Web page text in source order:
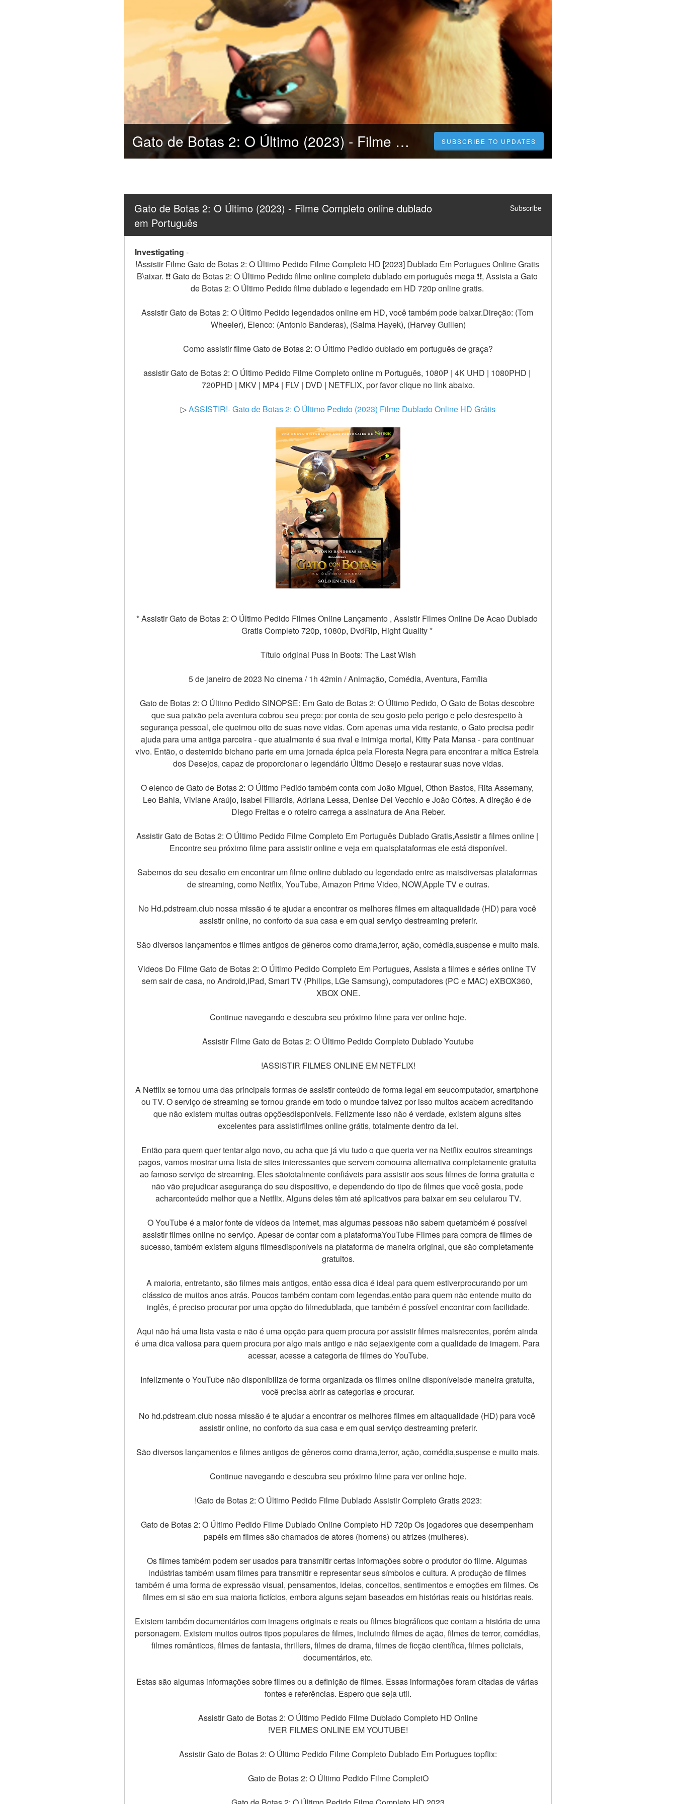
Gato de Botas 2: O Último (2023) - Filme Completo online dublado em Português SUBSCRIBE TO UPDATES
Gato de Botas 2: O Último (2023) - Filme Completo online dublado
em Português
Subscribe
Investigating -
!Assistir Filme Gato de Botas 2: O Último Pedido Filme Completo HD [2023] Dublado Em Portugues Online Gratis
B\aixar. ❗️️❗️️ Gato de Botas 2: O Último Pedido filme online completo dublado em português mega ❗️️❗️️, Assista a Gato
de Botas 2: O Último Pedido filme dublado e legendado em HD 720p online gratis.
Assistir Gato de Botas 2: O Último Pedido legendados online em HD, você também pode baixar.Direção: (Tom
Wheeler), Elenco: (Antonio Banderas), (Salma Hayek), (Harvey Guillen)
Como assistir filme Gato de Botas 2: O Último Pedido dublado em português de graça?
assistir Gato de Botas 2: O Último Pedido Filme Completo online m Português, 1080P | 4K UHD | 1080PHD |
720PHD | MKV | MP4 | FLV | DVD | NETFLIX, por favor clique no link abaixo.
▷ ASSISTIR!- Gato de Botas 2: O Último Pedido (2023) Filme Dublado Online HD Grátis
* Assistir Gato de Botas 2: O Último Pedido Filmes Online Lançamento , Assistir Filmes Online De Acao Dublado
Gratis Completo 720p, 1080p, DvdRip, Hight Quality *
Título original Puss in Boots: The Last Wish
5 de janeiro de 2023 No cinema / 1h 42min / Animação, Comédia, Aventura, Família
Gato de Botas 2: O Último Pedido SINOPSE: Em Gato de Botas 2: O Último Pedido, O Gato de Botas descobre
que sua paixão pela aventura cobrou seu preço: por conta de seu gosto pelo perigo e pelo desrespeito à
segurança pessoal, ele queimou oito de suas nove vidas. Com apenas uma vida restante, o Gato precisa pedir
ajuda para uma antiga parceira - que atualmente é sua rival e inimiga mortal, Kitty Pata Mansa - para continuar
vivo. Então, o destemido bichano parte em uma jornada épica pela Floresta Negra para encontrar a mítica Estrela
dos Desejos, capaz de proporcionar o legendário Último Desejo e restaurar suas nove vidas.
O elenco de Gato de Botas 2: O Último Pedido também conta com João Miguel, Othon Bastos, Rita Assemany,
Leo Bahia, Viviane Araújo, Isabel Fillardis, Adriana Lessa, Denise Del Vecchio e João Côrtes. A direção é de
Diego Freitas e o roteiro carrega a assinatura de Ana Reber.
Assistir Gato de Botas 2: O Último Pedido Filme Completo Em Português Dublado Gratis,Assistir a filmes online |
Encontre seu próximo filme para assistir online e veja em quaisplataformas ele está disponível.
Sabemos do seu desafio em encontrar um filme online dublado ou legendado entre as maisdiversas plataformas
de streaming, como Netflix, YouTube, Amazon Prime Video, NOW,Apple TV e outras.
No Hd.pdstream.club nossa missão é te ajudar a encontrar os melhores filmes em altaqualidade (HD) para você
assistir online, no conforto da sua casa e em qual serviço destreaming preferir.
São diversos lançamentos e filmes antigos de gêneros como drama,terror, ação, comédia,suspense e muito mais.
Videos Do Filme Gato de Botas 2: O Último Pedido Completo Em Portugues, Assista a filmes e séries online TV
sem sair de casa, no Android,iPad, Smart TV (Philips, LGe Samsung), computadores (PC e MAC) eXBOX360,
XBOX ONE.
Continue navegando e descubra seu próximo filme para ver online hoje.
Assistir Filme Gato de Botas 2: O Último Pedido Completo Dublado Youtube
!ASSISTIR FILMES ONLINE EM NETFLIX!
A Netflix se tornou uma das principais formas de assistir conteúdo de forma legal em seucomputador, smartphone
ou TV. O serviço de streaming se tornou grande em todo o mundoe talvez por isso muitos acabem acreditando
que não existem muitas outras opçõesdisponíveis. Felizmente isso não é verdade, existem alguns sites
excelentes para assistirfilmes online grátis, totalmente dentro da lei.
Então para quem quer tentar algo novo, ou acha que já viu tudo o que queria ver na Netflix eoutros streamings
pagos, vamos mostrar uma lista de sites interessantes que servem comouma alternativa completamente gratuita
ao famoso serviço de streaming. Eles sãototalmente confiáveis para assistir aos seus filmes de forma gratuita e
não vão prejudicar asegurança do seu dispositivo, e dependendo do tipo de filmes que você gosta, pode
acharconteúdo melhor que a Netflix. Alguns deles têm até aplicativos para baixar em seu celularou TV.
O YouTube é a maior fonte de vídeos da internet, mas algumas pessoas não sabem quetambém é possível
assistir filmes online no serviço. Apesar de contar com a plataformaYouTube Filmes para compra de filmes de
sucesso, também existem alguns filmesdisponíveis na plataforma de maneira original, que são completamente
gratuitos.
A maioria, entretanto, são filmes mais antigos, então essa dica é ideal para quem estiverprocurando por um
clássico de muitos anos atrás. Poucos também contam com legendas,então para quem não entende muito do
inglês, é preciso procurar por uma opção do filmedublada, que também é possível encontrar com facilidade.
Aqui não há uma lista vasta e não é uma opção para quem procura por assistir filmes maisrecentes, porém ainda
é uma dica valiosa para quem procura por algo mais antigo e não sejaexigente com a qualidade de imagem. Para
acessar, acesse a categoria de filmes do YouTube.
Infelizmente o YouTube não disponibiliza de forma organizada os filmes online disponíveisde maneira gratuita,
você precisa abrir as categorias e procurar.
No hd.pdstream.club nossa missão é te ajudar a encontrar os melhores filmes em altaqualidade (HD) para você
assistir online, no conforto da sua casa e em qual serviço destreaming preferir.
São diversos lançamentos e filmes antigos de gêneros como drama,terror, ação, comédia,suspense e muito mais.
Continue navegando e descubra seu próximo filme para ver online hoje.
!Gato de Botas 2: O Último Pedido Filme Dublado Assistir Completo Gratis 2023:
Gato de Botas 2: O Último Pedido Filme Dublado Online Completo HD 720p Os jogadores que desempenham
papéis em filmes são chamados de atores (homens) ou atrizes (mulheres).
Os filmes também podem ser usados para transmitir certas informações sobre o produtor do filme. Algumas
indústrias também usam filmes para transmitir e representar seus símbolos e cultura. A produção de filmes
também é uma forma de expressão visual, pensamentos, ideias, conceitos, sentimentos e emoções em filmes. Os
filmes em si são em sua maioria fictícios, embora alguns sejam baseados em histórias reais ou histórias reais.
Existem também documentários com imagens originais e reais ou filmes biográficos que contam a história de uma
personagem. Existem muitos outros tipos populares de filmes, incluindo filmes de ação, filmes de terror, comédias,
filmes românticos, filmes de fantasia, thrillers, filmes de drama, filmes de ficção científica, filmes policiais,
documentários, etc.
Estas são algumas informações sobre filmes ou a definição de filmes. Essas informações foram citadas de várias
fontes e referências. Espero que seja util.
Assistir Gato de Botas 2: O Último Pedido Filme Dublado Completo HD Online
!VER FILMES ONLINE EM YOUTUBE!
Assistir Gato de Botas 2: O Último Pedido Filme Completo Dublado Em Portugues topflix:
Gato de Botas 2: O Último Pedido Filme CompletO